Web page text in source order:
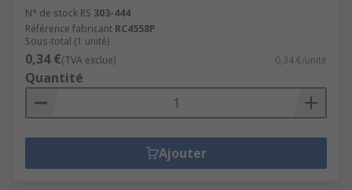
N° de stock RS 303-444
Référence fabricant RC4558P
Sous-total (1 unité)
0,34 €(TVA exclue) 0,34 €/unité
Quantité
Ajouter